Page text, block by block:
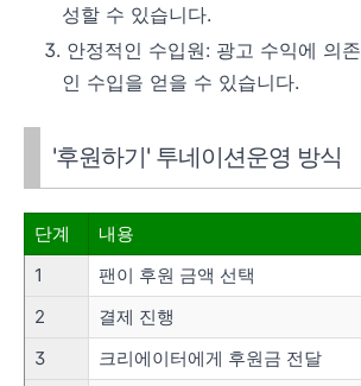
성할 수 있습니다.
안정적인 수입원: 광고 수익에 의
인 수입을 얻을 수 있습니다.
'후원하기' 투네이션운영 방식
단계
내용
1
팬이 후원 금액 선택
2
결제 진행
3
크리에이터에게 후원금 전달